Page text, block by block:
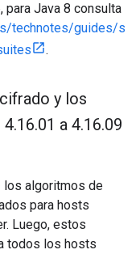
Java 8 consulta
technotes/guides/s
.
y los
4.16.01 a 4.16.09
los algoritmos de
para hosts
Luego, estos
todos los hosts